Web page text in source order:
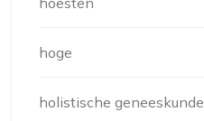
hoge
holistische geneeskunde